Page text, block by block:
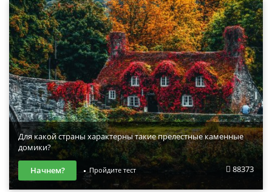
Для какой страны характерны такие прелестные каменные
домики?
88373
Начнем? Пройдите тест